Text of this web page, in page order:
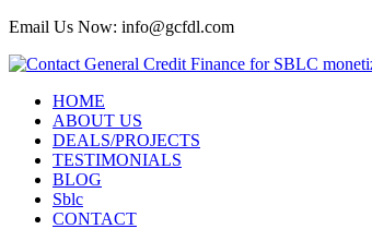
Email Us Now: info@gcfdl.com
HOME
ABOUT US
DEALS/PROJECTS
TESTIMONIALS
BLOG
Sblc
CONTACT